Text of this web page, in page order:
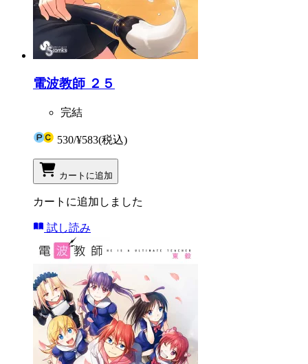
電波教師 ２５
完結
530/¥583(税込)
カートに追加
カートに追加しました
試し読み